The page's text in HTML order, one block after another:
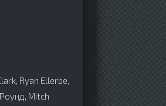
Ryan Ellerbe,
Mitch